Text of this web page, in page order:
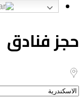
حجز فنادق